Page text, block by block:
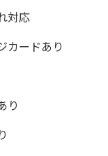
対応
カードあり
り